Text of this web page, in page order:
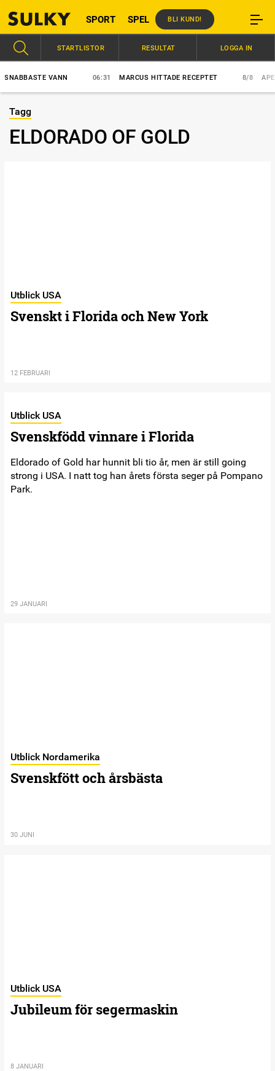
SPORT SPEL BLI KUND!
VANN MARCUS HITTADE RECEPTET APEX
STARTLISTOR RESULTAT LOGGA IN
Tagg
ELDORADO OF GOLD
Utblick USA
Svenskt i Florida och New York
12 FEBRUARI
Utblick USA
Svenskfödd vinnare i Florida
Eldorado of Gold har hunnit bli tio år, men är still going
strong i USA. I natt tog han årets första seger på Pompano
Park.
29 JANUARI
Utblick Nordamerika
Svenskfött och årsbästa
30 JUNI
Utblick USA
Jubileum för segermaskin
8 JANUARI